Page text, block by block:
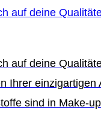
auf deine
auf deine
Ihrer einzigartigen
sind in Make-